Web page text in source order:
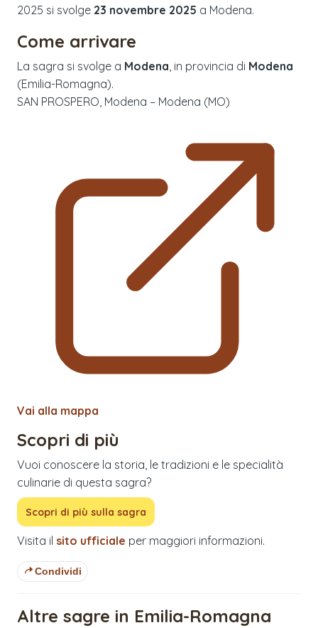
2025 si svolge 23 novembre 2025 a Modena.
Come arrivare
La sagra si svolge a Modena , in provincia di Modena
(Emilia-Romagna).
SAN PROSPERO, Modena – Modena (MO)
Vai alla mappa
Scopri di più
Vuoi conoscere la storia, le tradizioni e le specialità
culinarie di questa sagra?
Scopri di più sulla sagra
Visita il sito ufficiale per maggiori informazioni.
Condividi
Altre sagre in Emilia-Romagna